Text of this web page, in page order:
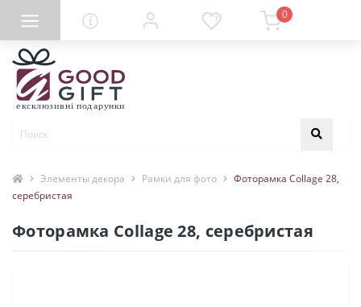
0
Элементы декора Рамки для фото
Фоторамка Collage 28,
серебристая
Фоторамка Collage 28, серебристая